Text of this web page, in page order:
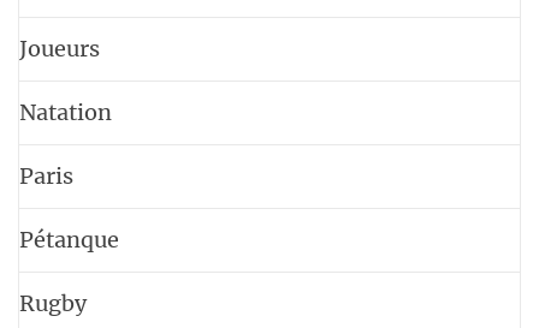
Joueurs
Natation
Paris
Pétanque
Rugby